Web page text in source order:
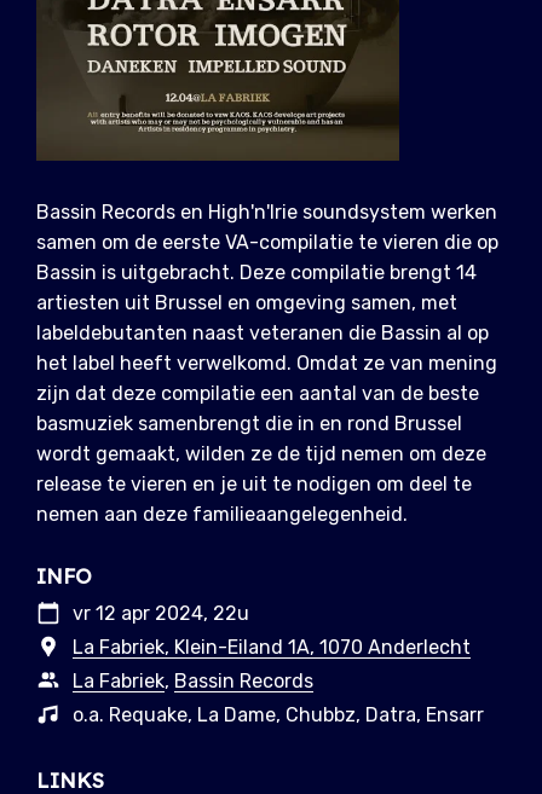
Bassin Records en High'n'Irie soundsystem werken
samen om de eerste VA-compilatie te vieren die op
Bassin is uitgebracht. Deze compilatie brengt 14
artiesten uit Brussel en omgeving samen, met
labeldebutanten naast veteranen die Bassin al op
het label heeft verwelkomd. Omdat ze van mening
zijn dat deze compilatie een aantal van de beste
basmuziek samenbrengt die in en rond Brussel
wordt gemaakt, wilden ze de tijd nemen om deze
release te vieren en je uit te nodigen om deel te
nemen aan deze familieaangelegenheid.
INFO
vr 12 apr 2024, 22u
La Fabriek, Klein-Eiland 1A, 1070 Anderlecht
La Fabriek, Bassin Records
o.a. Requake, La Dame, Chubbz, Datra, Ensarr
LINKS